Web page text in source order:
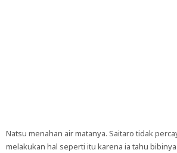
Natsu menahan air matanya. Saitaro tidak
melakukan hal seperti itu karena ia tahu